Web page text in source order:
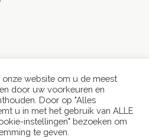
website om u de meest
door uw voorkeuren en
Door op "Alles
u in met het gebruik van ALLE
instellingen" bezoeken om
te geven.